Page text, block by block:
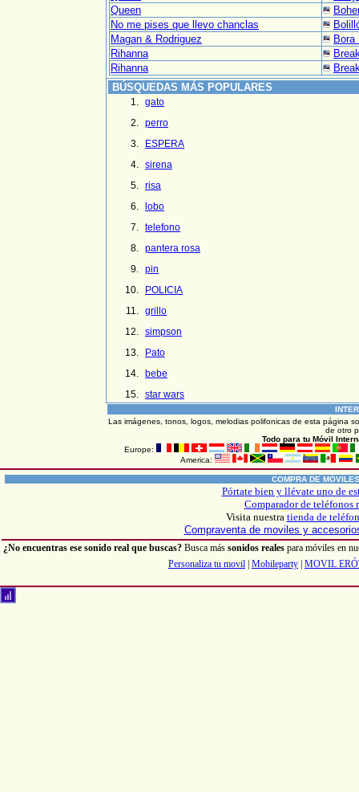
Queen
No me pises que llevo chanclas
Magan & Rodriguez
Bora
Rihanna
Rihanna
BÚSQUEDAS MÁS POPULARES
gato
perro
ESPERA
sirena
risa
lobo
telefono
pantera rosa
pin
POLICIA
grillo
simpson
Pato
bebe
star wars
Las imágenes, tonos, logos, melodias polifonicas de esta página
de otro
Todo para tu Móvil
Europe:
America:
COMPRA DE MÓVILES
Pórtate bien y llévate uno de
Comparador de teléfonos
Visita nuestra tienda de
Compraventa de moviles y
¿No encuentras ese sonido real que buscas? Busca más sonidos reales para móviles en
Personaliza tu movil Mobileparty MOVIL